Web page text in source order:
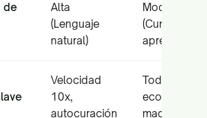
de
Alta
(Lenguaje
natural)
Moderada
(Curva de
aprendizaje)
Velocidad
10x,
autocuración
Todo en
ecosistema
maduro